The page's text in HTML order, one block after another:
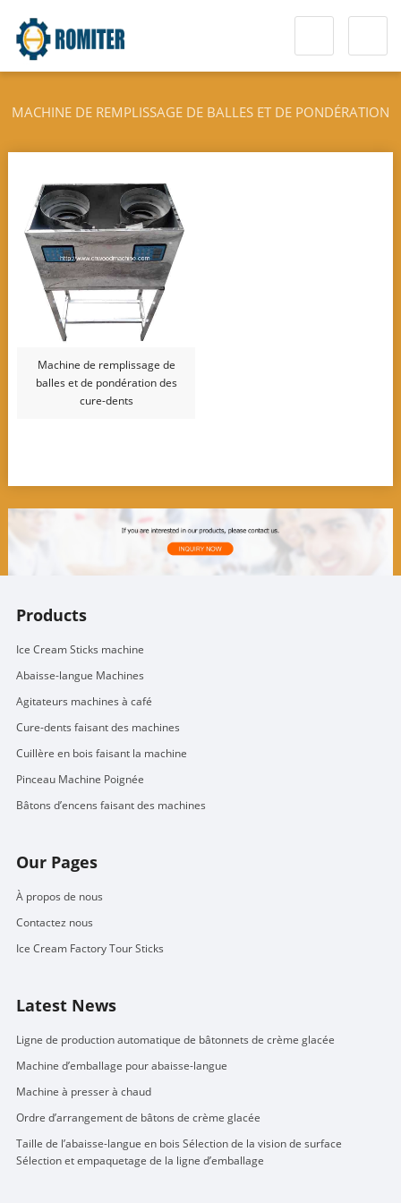
MACHINE DE REMPLISSAGE DE BALLES ET DE PONDÉRATION
DES CURE-DENTS
Machine de remplissage de
balles et de pondération des
cure-dents
Products
Ice Cream Sticks machine
Abaisse-langue Machines
Agitateurs machines à café
Cure-dents faisant des machines
Cuillère en bois faisant la machine
Pinceau Machine Poignée
Bâtons d’encens faisant des machines
Our Pages
À propos de nous
Contactez nous
Ice Cream Factory Tour Sticks
Latest News
Ligne de production automatique de bâtonnets de crème glacée
Machine d’emballage pour abaisse-langue
Machine à presser à chaud
Ordre d’arrangement de bâtons de crème glacée
Taille de l’abaisse-langue en bois Sélection de la vision de surface
Sélection et empaquetage de la ligne d’emballage